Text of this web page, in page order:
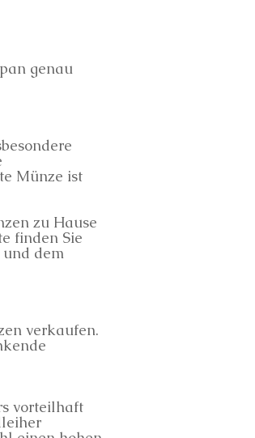
genau
Münze ist
zu Hause
finden Sie
dem
verkaufen.
vorteilhaft